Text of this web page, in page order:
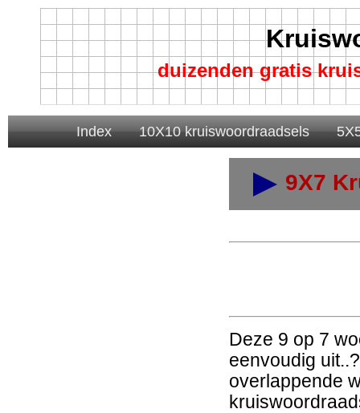
duizenden gratis
Index 10X10 kruiswoordraadsels
9X7
Deze 9 op 7
eenvoudig
overlappende